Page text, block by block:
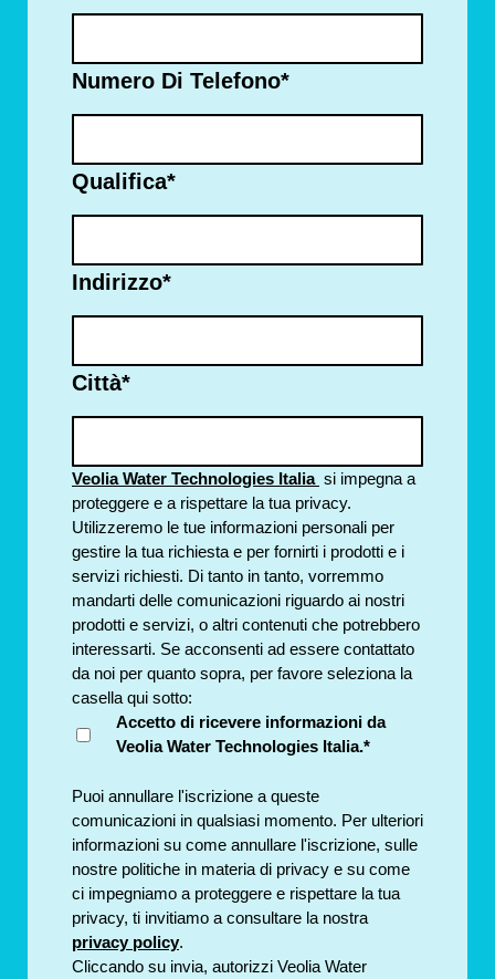
Numero Di Telefono*
Qualifica*
Indirizzo*
Città*
Veolia Water Technologies Italia si impegna a
proteggere e a rispettare la tua privacy.
Utilizzeremo le tue informazioni personali per
gestire la tua richiesta e per fornirti i prodotti e i
servizi richiesti. Di tanto in tanto, vorremmo
mandarti delle comunicazioni riguardo ai nostri
prodotti e servizi, o altri contenuti che potrebbero
interessarti. Se acconsenti ad essere contattato
da noi per quanto sopra, per favore seleziona la
casella qui sotto:
Accetto di ricevere informazioni da
Veolia Water Technologies Italia.*
Puoi annullare l'iscrizione a queste
comunicazioni in qualsiasi momento. Per ulteriori
informazioni su come annullare l'iscrizione, sulle
nostre politiche in materia di privacy e su come
ci impegniamo a proteggere e rispettare la tua
privacy, ti invitiamo a consultare la nostra
privacy policy.
Cliccando su invia, autorizzi Veolia Water